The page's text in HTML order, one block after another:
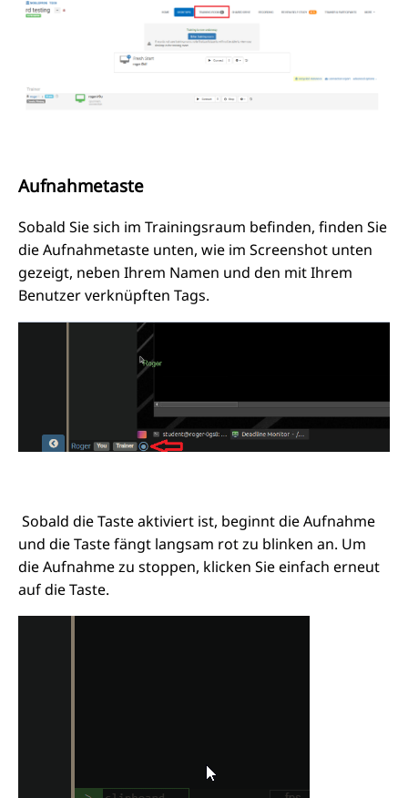
Aufnahmetaste
Sobald Sie sich im Trainingsraum befinden, finden Sie
die Aufnahmetaste unten, wie im Screenshot unten
gezeigt, neben Ihrem Namen und den mit Ihrem
Benutzer verknüpften Tags.
Sobald die Taste aktiviert ist, beginnt die Aufnahme
und die Taste fängt langsam rot zu blinken an. Um
die Aufnahme zu stoppen, klicken Sie einfach erneut
auf die Taste.